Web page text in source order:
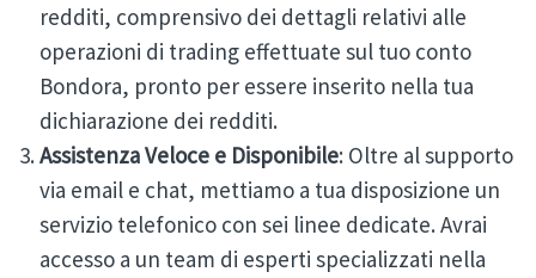
redditi, comprensivo dei dettagli relativi alle
operazioni di trading effettuate sul tuo conto
Bondora, pronto per essere inserito nella tua
dichiarazione dei redditi.
Assistenza Veloce e Disponibile: Oltre al supporto
via email e chat, mettiamo a tua disposizione un
servizio telefonico con sei linee dedicate. Avrai
accesso a un team di esperti specializzati nella